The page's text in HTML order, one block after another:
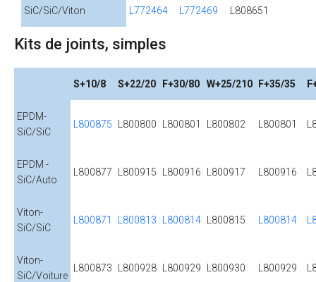
SiC/SiC/Viton L772464 L772469 L808651
Kits de joints, simples
S+10/8 S+22/20 F+30/80 W+25/210 F+35/35
EPDM-
SiC/SiC
L800875 L800800 L800801 L800802 L800801
EPDM -
SiC/Auto
L800877 L800915 L800916 L800917 L800916
Viton-
SiC/SiC
L800871 L800813 L800814 L800815 L800814
Viton-
SiC/Voiture
L800873 L800928 L800929 L800930 L800929